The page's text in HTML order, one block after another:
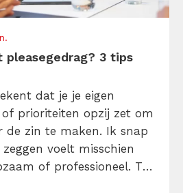
pleasegedrag? 3 tips
dat je je eigen
of prioriteiten opzij zet om
de zin te maken. Ik snap
zeggen voelt misschien
of professioneel. Tot